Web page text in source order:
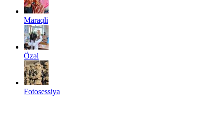
Maraqli
Özəl
Fotosessiya